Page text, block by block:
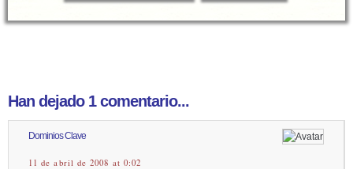
Han dejado 1 comentario...
Dominios Clave
11 de abril de 2008 at 0:02